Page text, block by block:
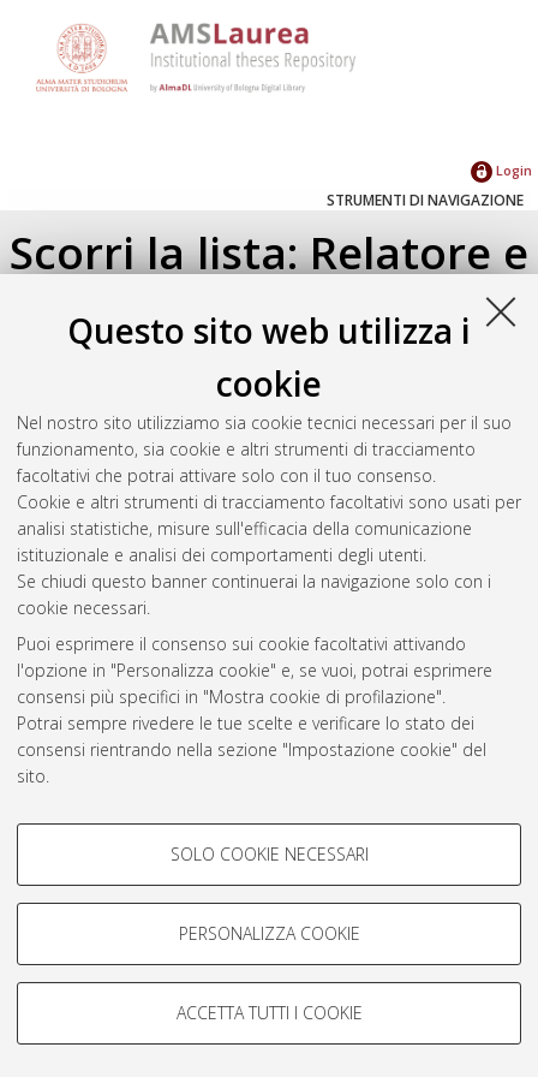
Questo sito web utilizza i
cookie
Nel nostro sito utilizziamo sia cookie tecnici necessari per il suo
funzionamento, sia cookie e altri strumenti di tracciamento
facoltativi che potrai attivare solo con il tuo consenso.
Cookie e altri strumenti di tracciamento facoltativi sono usati per
analisi statistiche, misure sull'efficacia della comunicazione
istituzionale e analisi dei comportamenti degli utenti.
Se chiudi questo banner continuerai la navigazione solo con i
cookie necessari.
Puoi esprimere il consenso sui cookie facoltativi attivando
l'opzione in "Personalizza cookie" e, se vuoi, potrai esprimere
consensi più specifici in "Mostra cookie di profilazione".
Potrai sempre rivedere le tue scelte e verificare lo stato dei
consensi rientrando nella sezione "Impostazione cookie" del
sito.
COOKIE DI PROFILAZIONE -
Si tratta di cookie utilizzati per analizzare le caratteristiche della
navigazione degli utenti, creare profili in base al loro comportamento
Mostra cookie di profilazione
COOKIE TECNICI - NECESSARI
SOLO COOKIE NECESSARI
PERSONALIZZA COOKIE
ACCETTA TUTTI I COOKIE
Login
STRUMENTI DI NAVIGAZIONE
Scorri la lista: Relatore e
Correlatore
Seleziona un valore dall'elenco sottostante.
2012(1)
Atom
Rss 1.0
Rss 2.0
AMS Laurea
Servizio implementato e gestito da AlmaDL
Impostazioni Cookie
© ALMA MATER STUDIORUM - Università di Bologna, 2007-2026.